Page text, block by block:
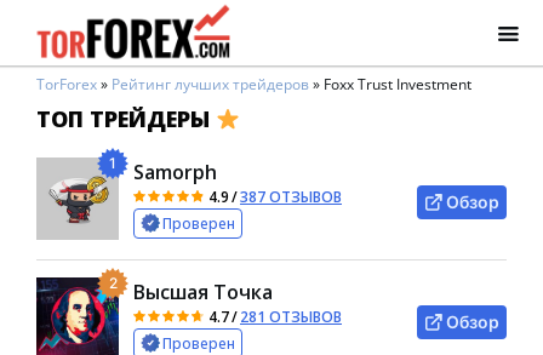
TorForex» Рейтинг лучших трейдеров» Foxx Trust Investment
ТОП ТРЕЙДЕРЫ
1 Samorph
4.9/387 ОТЗЫВОВ
Проверен
Обзор
2 Высшая Точка
4.7/281 ОТЗЫВОВ
Проверен
Обзор